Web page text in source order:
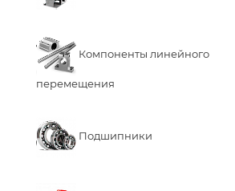
Компоненты линейного
перемещения
Подшипники